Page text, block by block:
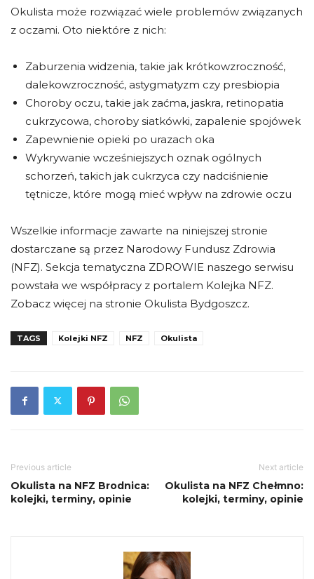
Okulista może rozwiązać wiele problemów związanych
z oczami. Oto niektóre z nich:
Zaburzenia widzenia, takie jak krótkowzroczność,
dalekowzroczność, astygmatyzm czy presbiopia
Choroby oczu, takie jak zaćma, jaskra, retinopatia
cukrzycowa, choroby siatkówki, zapalenie spojówek
Zapewnienie opieki po urazach oka
Wykrywanie wcześniejszych oznak ogólnych
schorzeń, takich jak cukrzyca czy nadciśnienie
tętnicze, które mogą mieć wpływ na zdrowie oczu
Wszelkie informacje zawarte na niniejszej stronie
dostarczane są przez Narodowy Fundusz Zdrowia
(NFZ). Sekcja tematyczna ZDROWIE naszego serwisu
powstała we współpracy z portalem Kolejka NFZ.
Zobacz więcej na stronie Okulista Bydgoszcz.
TAGS Kolejki NFZ NFZ Okulista
Previous article
Okulista na NFZ Brodnica:
kolejki, terminy, opinie
Next article
Okulista na NFZ Chełmno:
kolejki, terminy, opinie